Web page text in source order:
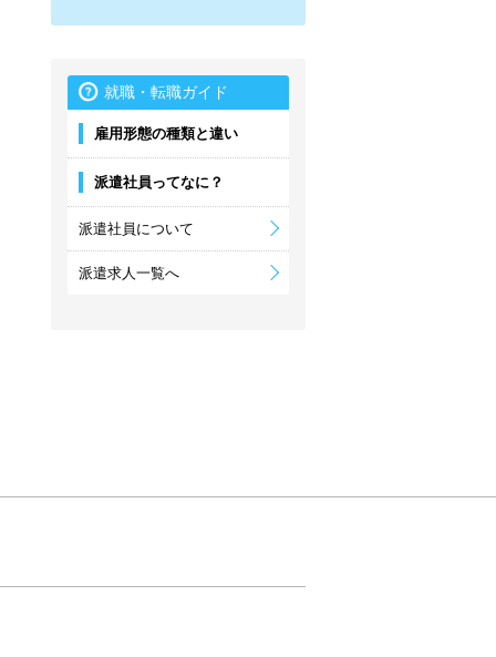
就職・転職ガイド
雇用形態の種類と違い
派遣社員ってなに？
派遣社員について
派遣求人一覧へ